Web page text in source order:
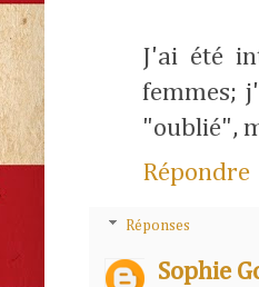
J'ai été
femmes;
"oublié",
Répondre
Réponses
Sophie